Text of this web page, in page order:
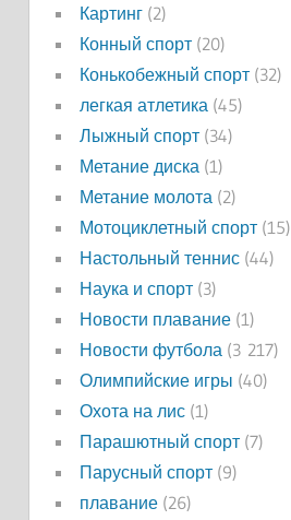
Картинг(2)
Конный спорт(20)
Конькобежный спорт(32)
легкая атлетика (45)
Лыжный спорт(34)
Метание диска (1)
Метание молота (2)
Мотоциклетный спорт(15)
Настольный теннис(44)
Наука и спорт(3)
Новости плавание(1)
Новости футбола (3 217)
Олимпийские игры (40)
Охота на лис(1)
Парашютный спорт(7)
Парусный спорт(9)
плавание(26)